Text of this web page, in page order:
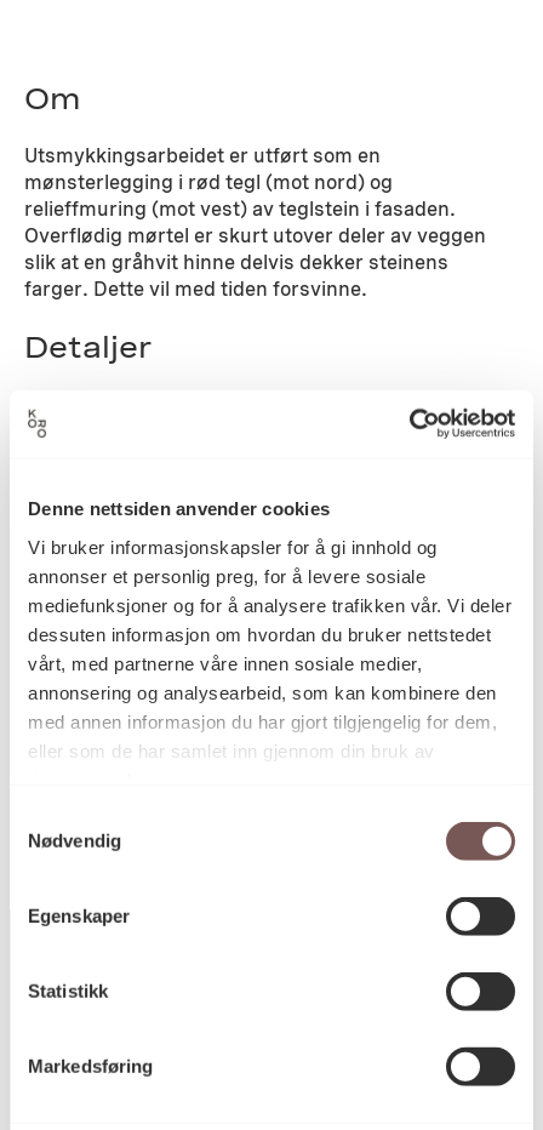
Denne nettsiden anvender cookies
Vi bruker informasjonskapsler for å gi innhold og
annonser et personlig preg, for å levere sosiale
mediefunksjoner og for å analysere trafikken vår. Vi deler
dessuten informasjon om hvordan du bruker nettstedet
vårt, med partnerne våre innen sosiale medier,
annonsering og analysearbeid, som kan kombinere den
med annen informasjon du har gjort tilgjengelig for dem,
eller som de har samlet inn gjennom din bruk av
Nødvendig
Egenskaper
Statistikk
Markedsføring
Om
Utsmykkingsarbeidet er utført som en
mønsterlegging i rød tegl (mot nord) og
relieffmuring (mot vest) av teglstein i fasaden.
Overflødig mørtel er skurt utover deler av veggen
slik at en gråhvit hinne delvis dekker steinens
farger. Dette vil med tiden forsvinne.
Detaljer
Datering
Kunstner Sissel Calmeyer
Teknikk og
materiale
Rød og oker teglstein
Reference KORO.000339